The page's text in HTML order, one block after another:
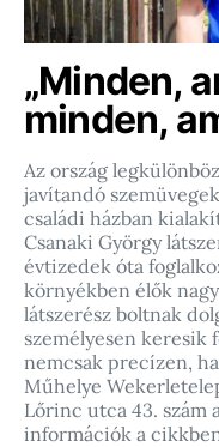
„Minden,
minden,
Az ország
javítandó
családi házban
Csanaki György
évtizedek óta
környékben élők
látszerész boltnak
személyesen keresik
nemcsak precízen,
Műhelye
Lőrinc utca 43. szám
információk a